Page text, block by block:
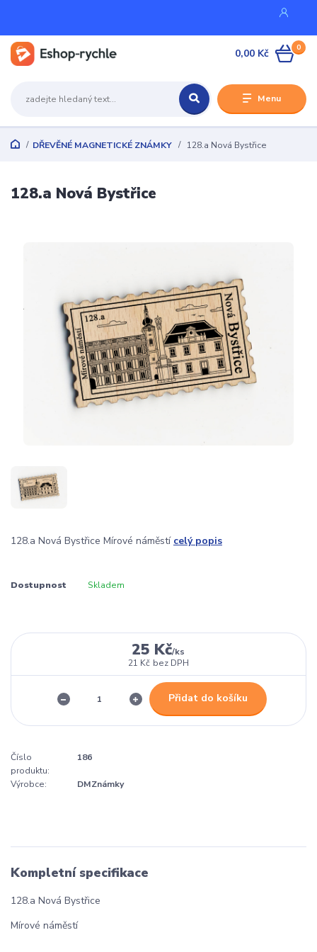
Menu
0
0,00 Kč
DŘEVĚNÉ MAGNETICKÉ ZNÁMKY 128.a Nová Bystřice
128.a Nová Bystřice
128.a Nová Bystřice Mírové náměstí celý popis
Dostupnost Skladem
25 Kč/ks
21 Kč bez DPH
Přidat do košíku
Číslo
produktu:
186
Výrobce: DMZnámky
Kompletní specifikace
128.a Nová Bystřice
Mírové náměstí